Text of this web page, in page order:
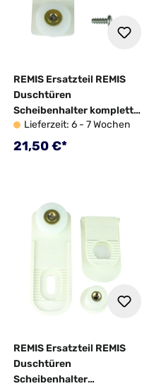
REMIS Ersatzteil REMIS
Duschtüren
Scheibenhalter komplett -
10014783
Lieferzeit: 6 - 7 Wochen
Regulärer Preis:
21,50 €*
REMIS Ersatzteil REMIS
Duschtüren
Scheibenhalter